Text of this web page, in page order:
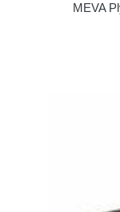
MEVA